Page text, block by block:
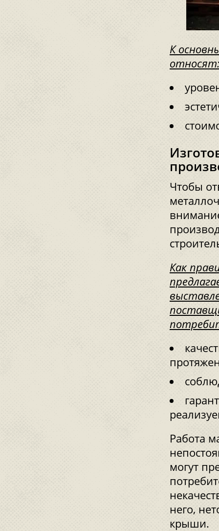
К
Чтобы
Как
Работа
могут
него,
крыши.